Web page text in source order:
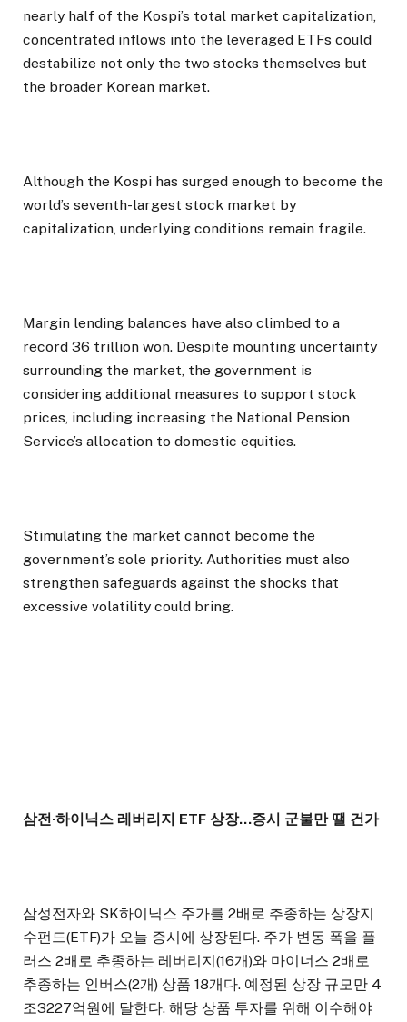
nearly half of the Kospi’s total market capitalization,
concentrated inflows into the leveraged ETFs could
destabilize not only the two stocks themselves but
the broader Korean market.
Although the Kospi has surged enough to become the
world’s seventh-largest stock market by
capitalization, underlying conditions remain fragile.
Margin lending balances have also climbed to a
record 36 trillion won. Despite mounting uncertainty
surrounding the market, the government is
considering additional measures to support stock
prices, including increasing the National Pension
Service’s allocation to domestic equities.
Stimulating the market cannot become the
government’s sole priority. Authorities must also
strengthen safeguards against the shocks that
excessive volatility could bring.
삼전·하이닉스 레버리지 ETF 상장…증시 군불만 땔 건가
삼성전자와 SK하이닉스 주가를 2배로 추종하는 상장지
수펀드(ETF)가 오늘 증시에 상장된다. 주가 변동 폭을 플
러스 2배로 추종하는 레버리지(16개)와 마이너스 2배로
추종하는 인버스(2개) 상품 18개다. 예정된 상장 규모만 4
조3227억원에 달한다. 해당 상품 투자를 위해 이수해야